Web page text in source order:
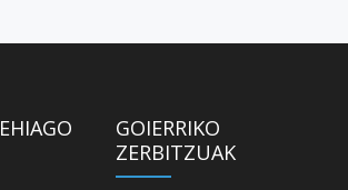
GOIERRIKO
ZERBITZUAK